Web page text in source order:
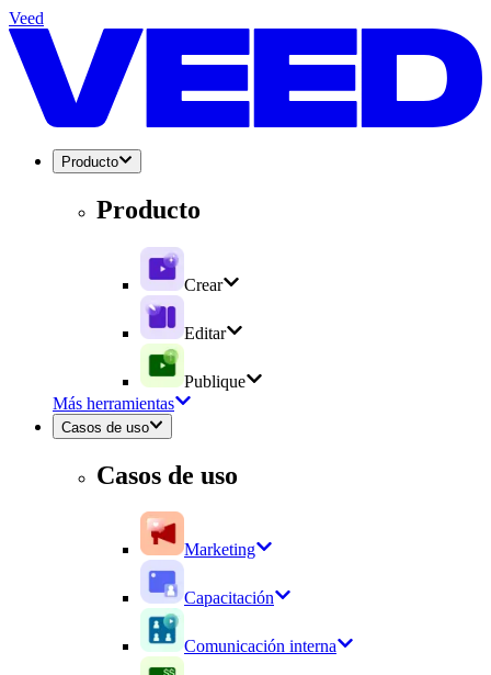
Veed
Producto
Producto
Crear
Editar
Publique
Más herramientas
Casos de uso
Casos de uso
Marketing
Capacitación
Comunicación interna